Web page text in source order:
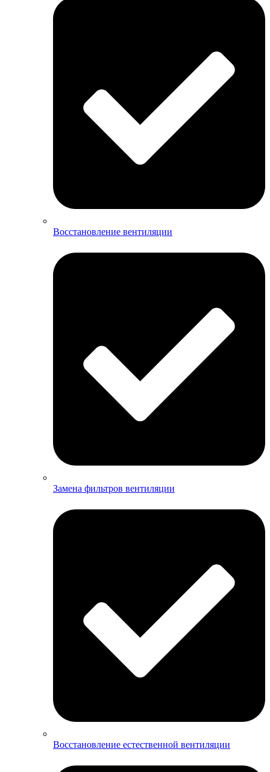
Восстановление вентиляции
Замена фильтров вентиляции
Восстановление естественной вентиляции